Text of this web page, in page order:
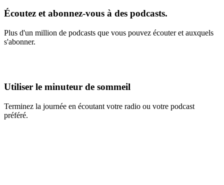
Écoutez et abonnez-vous à des podcasts.
Plus d'un million de podcasts que vous pouvez écouter et auxquels
s'abonner.
Utiliser le minuteur de sommeil
Terminez la journée en écoutant votre radio ou votre podcast
préféré.